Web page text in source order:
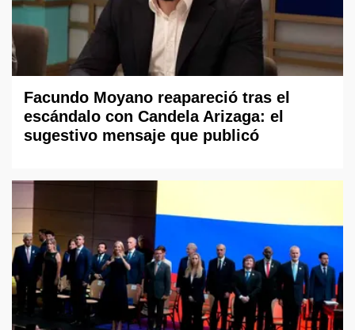
Facundo Moyano reapareció tras el
escándalo con Candela Arizaga: el
sugestivo mensaje que publicó